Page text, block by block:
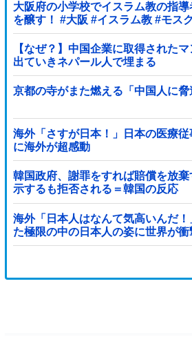
大阪府の小学校でイスラム教の指
を醸す！ #大阪 #イスラム教 #モスク
【なぜ？】中国企業に取得された
出ていきネパール人で埋まる
京都の寺がまた燃える「中国人に脅
海外「さすが日本！」日本の医療
に海外が超感動
韓国政府、謝罪をすれば賠償を放
示するも拒否される＝韓国の反応
海外「日本人はなんて気高いんだ
た極限の中の日本人の姿に世界が衝